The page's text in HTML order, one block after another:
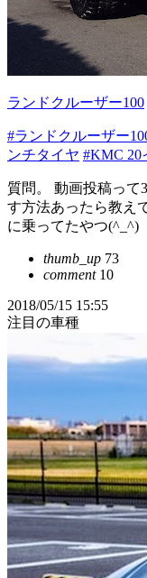
ランドクルーザー100
#ランドクルーザー
ンチタイヤ #KMC 20
質問。 動画投稿って
す方法あったら教え
に乗ってたやつ(^_^)
thumb_up 73
comment10
2018/05/15 15:55
注目の車種